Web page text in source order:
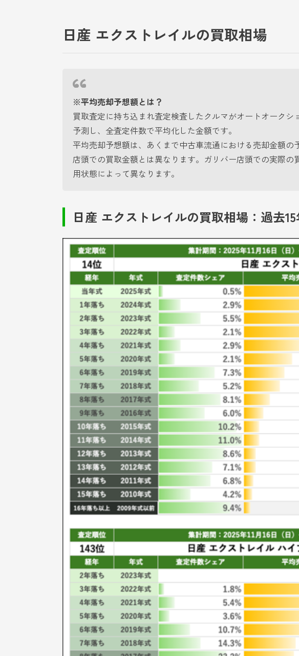
日産 エクストレイルの買取相場
※平均売却予想額とは？
買取査定に持ち込まれ査定検査したクルマがオートオーク
予測し、全査定件数で平均化した金額です。
平均売却予想額は、あくまで中古車流通における売却金額
店頭での買取金額とは異なります。ガリバー店頭での実際
用状態によって異なります。
日産 エクストレイルの買取相場：過去